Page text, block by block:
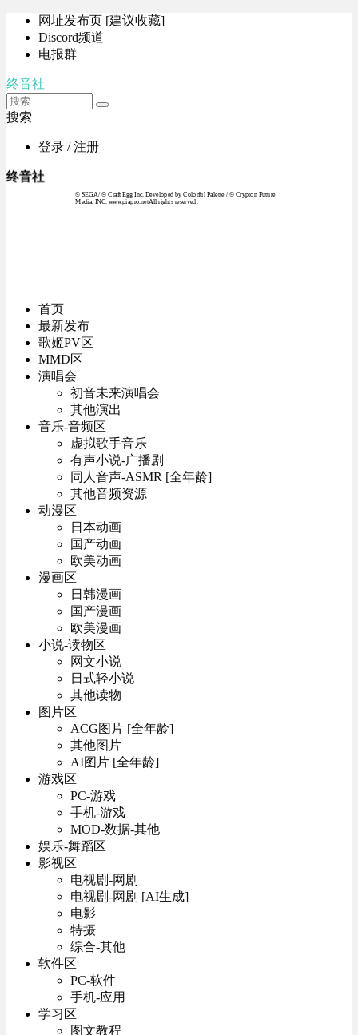
网址发布页 [建议收藏]
Discord频道
电报群
终音社
搜索
登录 / 注册
终音社
© SEGA / © Craft Egg Inc. Developed by Colorful Palette / © Crypton Future
Media, INC. www.piapro.netAll rights reserved.
首页
最新发布
歌姬PV区
MMD区
演唱会
初音未来演唱会
其他演出
音乐-音频区
虚拟歌手音乐
有声小说-广播剧
同人音声-ASMR [全年龄]
其他音频资源
动漫区
日本动画
国产动画
欧美动画
漫画区
日韩漫画
国产漫画
欧美漫画
小说-读物区
网文小说
日式轻小说
其他读物
图片区
ACG图片 [全年龄]
其他图片
AI图片 [全年龄]
游戏区
PC-游戏
手机-游戏
MOD-数据-其他
娱乐-舞蹈区
影视区
电视剧-网剧
电视剧-网剧 [AI生成]
电影
特摄
综合-其他
软件区
PC-软件
手机-应用
学习区
图文教程